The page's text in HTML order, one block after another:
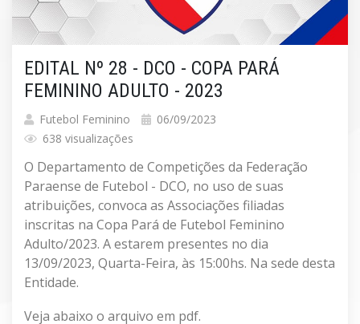
EDITAL Nº 28 - DCO - COPA PARÁ
FEMININO ADULTO - 2023
Futebol Feminino
06/09/2023
638 visualizações
O Departamento de Competições da Federação
Paraense de Futebol - DCO, no uso de suas
atribuições, convoca as Associações filiadas
inscritas na Copa Pará de Futebol Feminino
Adulto/2023. A estarem presentes no dia
13/09/2023, Quarta-Feira, às 15:00hs. Na sede desta
Entidade.
Veja abaixo o arquivo em pdf.